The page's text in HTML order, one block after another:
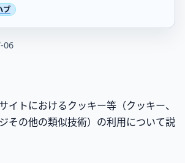
06
イトにおけるクッキー等（クッキー、
その他の類似技術）の利用について説